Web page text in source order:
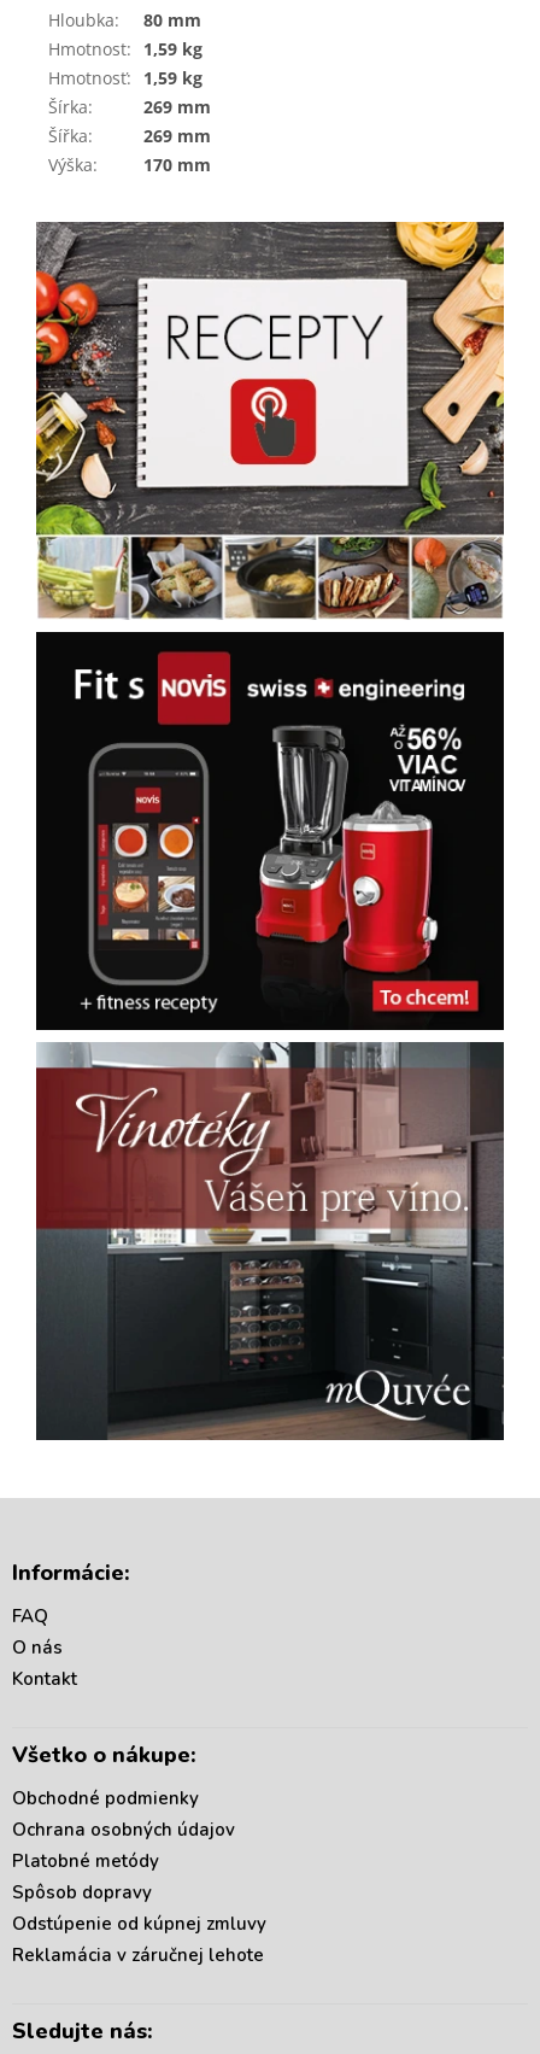
Hloubka:
80 mm
Hmotnost:
1,59 kg
Hmotnosť:
1,59 kg
Šírka:
269 mm
Šířka:
269 mm
Výška: 170 mm
Informácie:
FAQ
O nás
Kontakt
Všetko o nákupe:
Obchodné podmienky
Ochrana osobných údajov
Platobné metódy
Spôsob dopravy
Odstúpenie od kúpnej zmluvy
Reklamácia v záručnej lehote
Sledujte nás: